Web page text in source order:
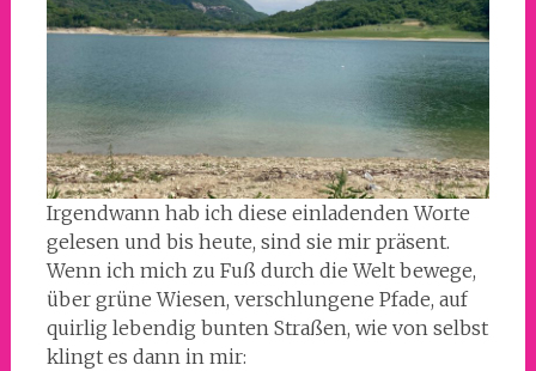
Irgendwann hab ich diese einladenden Worte
gelesen und bis heute, sind sie mir präsent.
Wenn ich mich zu Fuß durch die Welt bewege,
über grüne Wiesen, verschlungene Pfade, auf
quirlig lebendig bunten Straßen, wie von selbst
klingt es dann in mir: